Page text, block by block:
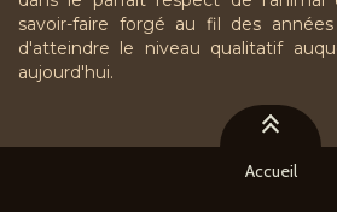
savoir-faire forgé au fil des
d'atteindre le niveau qualitatif
aujourd'hui.
Accueil